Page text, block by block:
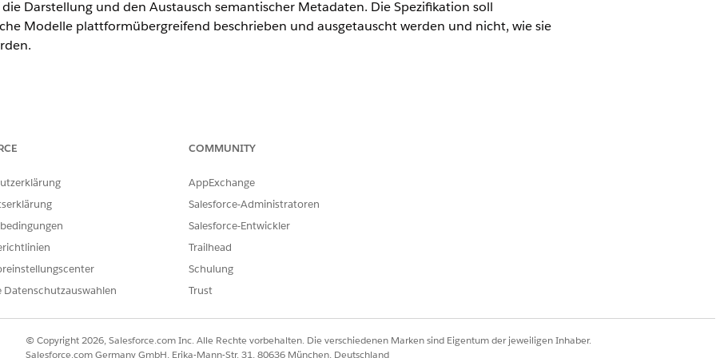
Darstellung und den Austausch semantischer Metadaten. Die Spezifikation soll
Modelle plattformübergreifend beschrieben und ausgetauscht werden und nicht, wie sie
Strukturen:
Datentypen als Dimensionen oder Maßeinheiten abgeleitet. Diese Eigenschaften können
Datenschutzauswahlen
COMMUNITY
AppExchange
Salesforce-Administratoren
Salesforce-Entwickler
Trailhead
Schulung
Trust
© Copyright 2026, Salesforce.com Inc. Alle Rechte vorbehalten. Die verschiedenen Marken sind Eigentum der jeweiligen Inhaber.
Salesforce.com Germany GmbH, Erika-Mann-Str. 31, 80636 München, Deutschland